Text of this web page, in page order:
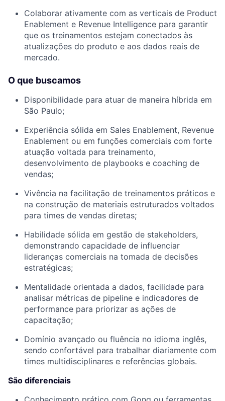
Colaborar ativamente com as verticais de Product
Enablement e Revenue Intelligence para garantir
que os treinamentos estejam conectados às
atualizações do produto e aos dados reais de
mercado.
O que buscamos
Disponibilidade para atuar de maneira híbrida em
São Paulo;
Experiência sólida em Sales Enablement, Revenue
Enablement ou em funções comerciais com forte
atuação voltada para treinamento,
desenvolvimento de playbooks e coaching de
vendas;
Vivência na facilitação de treinamentos práticos e
na construção de materiais estruturados voltados
para times de vendas diretas;
Habilidade sólida em gestão de stakeholders,
demonstrando capacidade de influenciar
lideranças comerciais na tomada de decisões
estratégicas;
Mentalidade orientada a dados, facilidade para
analisar métricas de pipeline e indicadores de
performance para priorizar as ações de
capacitação;
Domínio avançado ou fluência no idioma inglês,
sendo confortável para trabalhar diariamente com
times multidisciplinares e referências globais.
São diferenciais